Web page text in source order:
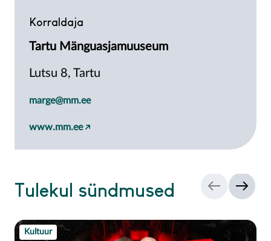
Korraldaja
Tartu Mänguasjamuuseum
Lutsu 8, Tartu
marge@mm.ee
www.mm.ee
Tulekul sündmused
Kultuur